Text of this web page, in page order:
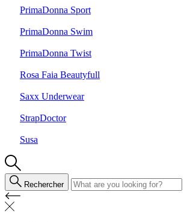
PrimaDonna Sport
PrimaDonna Swim
PrimaDonna Twist
Rosa Faia Beautyfull
Saxx Underwear
StrapDoctor
Susa
Rechercher